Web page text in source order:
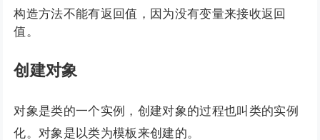
构造方法不能有返回值，因为没有变量来接收返回
值。
创建对象
对象是类的一个实例，创建对象的过程也叫类的实例
化。对象是以类为模板来创建的。